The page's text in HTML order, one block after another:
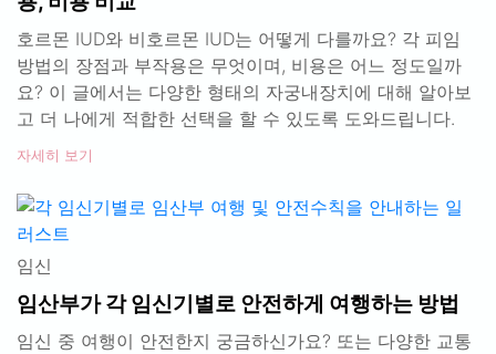
호르몬 IUD와 비호르몬 IUD는 어떻게 다를까요? 각 피임
방법의 장점과 부작용은 무엇이며, 비용은 어느 정도일까
요? 이 글에서는 다양한 형태의 자궁내장치에 대해 알아보
고 더 나에게 적합한 선택을 할 수 있도록 도와드립니다.
자세히 보기
임신
임산부가 각 임신기별로 안전하게 여행하는 방법
임신 중 여행이 안전한지 궁금하신가요? 또는 다양한 교통